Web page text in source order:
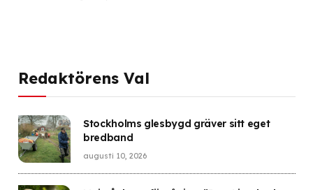
Redaktörens Val
Stockholms glesbygd gräver sitt eget
bredband
augusti 10, 2026